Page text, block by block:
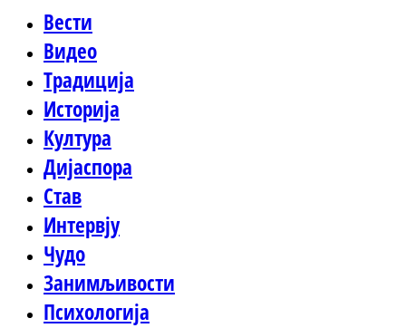
Вести
Видео
Традиција
Историја
Култура
Дијаспора
Став
Интервју
Чудо
Занимљивости
Психологија